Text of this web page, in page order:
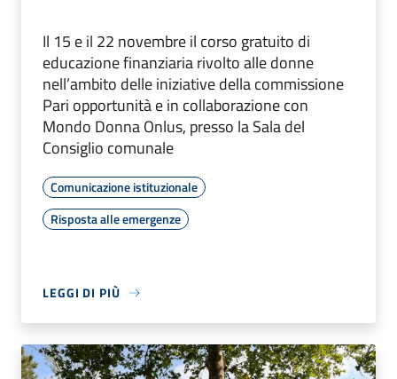
Il 15 e il 22 novembre il corso gratuito di
educazione finanziaria rivolto alle donne
nell’ambito delle iniziative della commissione
Pari opportunità e in collaborazione con
Mondo Donna Onlus, presso la Sala del
Consiglio comunale
Comunicazione istituzionale
Risposta alle emergenze
LEGGI DI PIÙ